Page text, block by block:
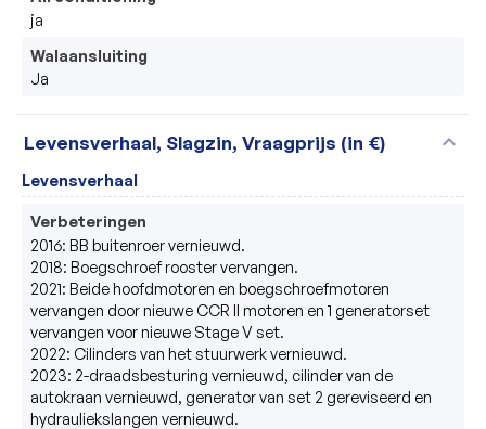
ja
Walaansluiting
Ja
Levensverhaal, Slagzin, Vraagprijs (in €) expand_more
Levensverhaal
Verbeteringen
2016: BB buitenroer vernieuwd.
2018: Boegschroef rooster vervangen.
2021: Beide hoofdmotoren en boegschroefmotoren
vervangen door nieuwe CCR II motoren en 1 generatorset
vervangen voor nieuwe Stage V set.
2022: Cilinders van het stuurwerk vernieuwd.
2023: 2-draadsbesturing vernieuwd, cilinder van de
autokraan vernieuwd, generator van set 2 gereviseerd en
hydrauliekslangen vernieuwd.